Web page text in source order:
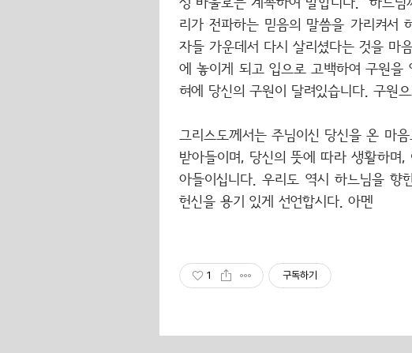
성 바울로는 계속하여 말합니다. “하느
리가 전파하는 믿음의 말씀을 가리켜서
자들 가운데서 다시 살리셨다는 것을 마
에 놓이게 되고 입으로 고백하여 구원을
혀에 당신의 구원이 달려있습니다. 구원
그리스도께서는 주님이신 당신을 온 마
받아들이며, 당신의 뜻에 따라 생활하며
아들이십니다. 우리도 역시 하느님을
헌신을 용기 있게 선언합시다. 아멘
1 구독하기